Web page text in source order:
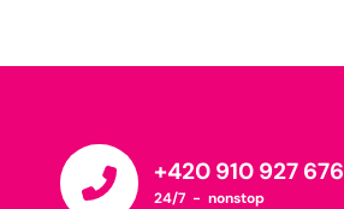
+420 910 927 676
24/7 - nonstop